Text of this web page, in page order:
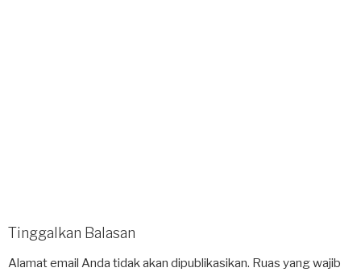
Tinggalkan Balasan
Alamat email Anda tidak akan dipublikasikan. Ruas yang wajib